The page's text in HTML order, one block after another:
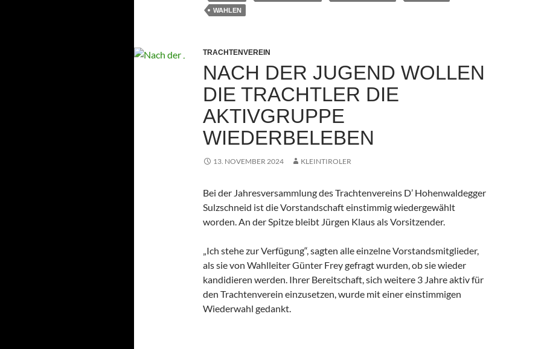
WAHLEN
TRACHTENVEREIN
NACH DER JUGEND WOLLEN
DIE TRACHTLER DIE
AKTIVGRUPPE
WIEDERBELEBEN
13. NOVEMBER 2024 KLEINTIROLER
Bei der Jahresversammlung des Trachtenvereins D’ Hohenwaldegger
Sulzschneid ist die Vorstandschaft einstimmig wiedergewählt
worden. An der Spitze bleibt Jürgen Klaus als Vorsitzender.
„Ich stehe zur Verfügung“, sagten alle einzelne Vorstandsmitglieder,
als sie von Wahlleiter Günter Frey gefragt wurden, ob sie wieder
kandidieren werden. Ihrer Bereitschaft, sich weitere 3 Jahre aktiv für
den Trachtenverein einzusetzen, wurde mit einer einstimmigen
Wiederwahl gedankt.